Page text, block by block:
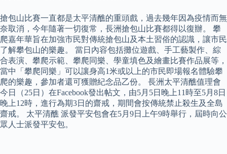
搶包山比賽一直都是太平清醮的重頭戲，過去幾年因為疫情而無
奈取消，今年隨著一切復常，長洲搶包山比賽都得以復辦。 攀
爬嘉年華旨在加強市民對傳統搶包山及本土習俗的認識，讓市民
了解攀包山的樂趣。 當日內容包括攤位遊戲、手工藝製作、綜
合表演、攀爬示範、攀爬同樂、學童填色及繪畫比賽作品展等，
當中「攀爬同樂」可以讓身高1米或以上的市民即場報名體驗攀
爬的樂趣，參加者還可獲贈紀念品乙份。 長洲太平清醮值理會
今日（25日）在Facebook發出帖文，由5月5日晚上11時至5月8日
晚上12時，進行為期3日的齋戒，期間會按傳統禁止殺生及全島
齋戒。 太平清醮 派發平安包會在5月9日上午9時舉行，屆時向公
眾人士派發平安包。